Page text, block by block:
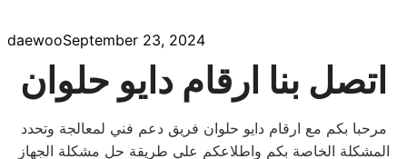
daewooSeptember 23, 2024
اتصل بنا ارقام دايو حلوان
مرحبا بكم مع ارقام دايو حلوان فريق دعم فني لمعالجة وتحدد
المشكلة الخاصة بكم واطلاعكم علي طريقة حل مشكلة الجهاز